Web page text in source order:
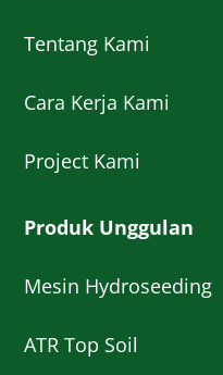
Tentang Kami
Cara Kerja Kami
Project Kami
Produk Unggulan
Mesin Hydroseeding
ATR Top Soil